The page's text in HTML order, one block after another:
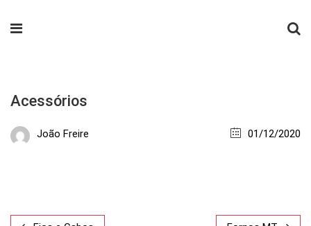
Acessórios
João Freire 01/12/2020